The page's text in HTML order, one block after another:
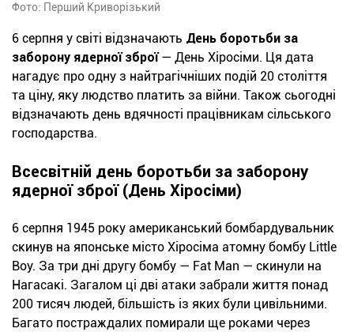
Фото: Перший Криворізький
6 серпня у світі відзначають День боротьби за
заборону ядерної зброї— День Хіросіми. Ця дата
нагадує про одну з найтрагічніших подій 20 століття
та ціну, яку людство платить за війни. Також сьогодні
відзначають день вдячності працівникам сільського
господарства.
Всесвітній день боротьби за заборону
ядерної зброї (День Хіросіми)
6 серпня 1945 року американський бомбардувальник
скинув на японське місто Хіросіма атомну бомбу Little
Boy. За три дні другу бомбу — Fat Man — скинули на
Нагасакі. Загалом ці дві атаки забрали життя понад
200 тисяч людей, більшість із яких були цивільними.
Багато постраждалих помирали ще роками через